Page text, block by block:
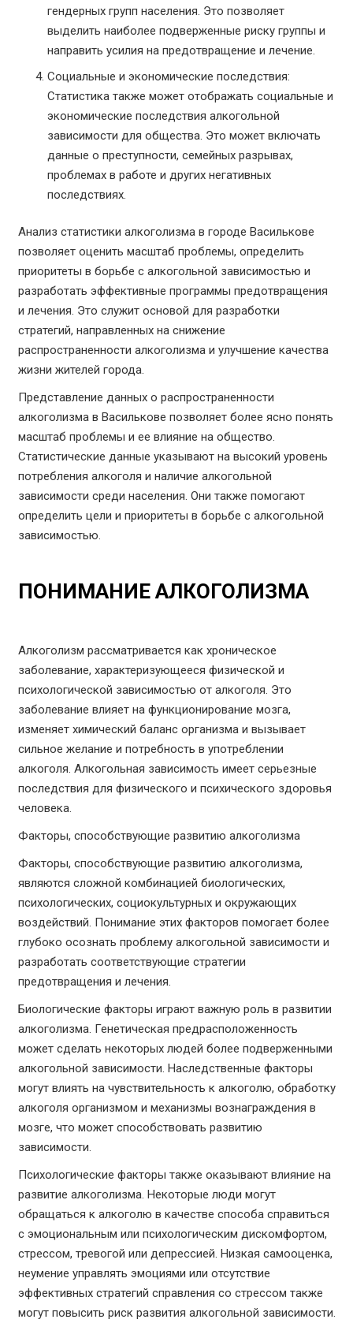
гендерных групп населения. Это позволяет
выделить наиболее подверженные риску группы и
направить усилия на предотвращение и лечение.
Социальные и экономические последствия:
Статистика также может отображать социальные и
экономические последствия алкогольной
зависимости для общества. Это может включать
данные о преступности, семейных разрывах,
проблемах в работе и других негативных
последствиях.
Анализ статистики алкоголизма в городе Василькове
позволяет оценить масштаб проблемы, определить
приоритеты в борьбе с алкогольной зависимостью и
разработать эффективные программы предотвращения
и лечения. Это служит основой для разработки
стратегий, направленных на снижение
распространенности алкоголизма и улучшение качества
жизни жителей города.
Представление данных о распространенности
алкоголизма в Василькове позволяет более ясно понять
масштаб проблемы и ее влияние на общество.
Статистические данные указывают на высокий уровень
потребления алкоголя и наличие алкогольной
зависимости среди населения. Они также помогают
определить цели и приоритеты в борьбе с алкогольной
зависимостью.
ПОНИМАНИЕ АЛКОГОЛИЗМА
Алкоголизм рассматривается как хроническое
заболевание, характеризующееся физической и
психологической зависимостью от алкоголя. Это
заболевание влияет на функционирование мозга,
изменяет химический баланс организма и вызывает
сильное желание и потребность в употреблении
алкоголя. Алкогольная зависимость имеет серьезные
последствия для физического и психического здоровья
человека.
Факторы, способствующие развитию алкоголизма
Факторы, способствующие развитию алкоголизма,
являются сложной комбинацией биологических,
психологических, социокультурных и окружающих
воздействий. Понимание этих факторов помогает более
глубоко осознать проблему алкогольной зависимости и
разработать соответствующие стратегии
предотвращения и лечения.
Биологические факторы играют важную роль в развитии
алкоголизма. Генетическая предрасположенность
может сделать некоторых людей более подверженными
алкогольной зависимости. Наследственные факторы
могут влиять на чувствительность к алкоголю, обработку
алкоголя организмом и механизмы вознаграждения в
мозге, что может способствовать развитию
зависимости.
Психологические факторы также оказывают влияние на
развитие алкоголизма. Некоторые люди могут
обращаться к алкоголю в качестве способа справиться
с эмоциональным или психологическим дискомфортом,
стрессом, тревогой или депрессией. Низкая самооценка,
неумение управлять эмоциями или отсутствие
эффективных стратегий справления со стрессом также
могут повысить риск развития алкогольной зависимости.